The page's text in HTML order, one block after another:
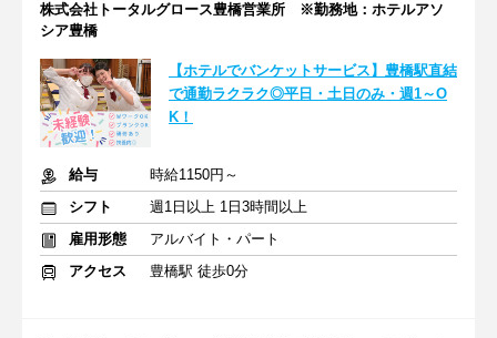
株式会社トータルグロース豊橋営業所 ※勤務地：ホテルアソ
シア豊橋
【ホテルでバンケットサービス】豊橋駅直結
で通勤ラクラク◎平日・土日のみ・週1～O
K！
給与
時給1150円～
シフト
週1日以上 1日3時間以上
雇用形態
アルバイト・パート
アクセス
豊橋駅 徒歩0分